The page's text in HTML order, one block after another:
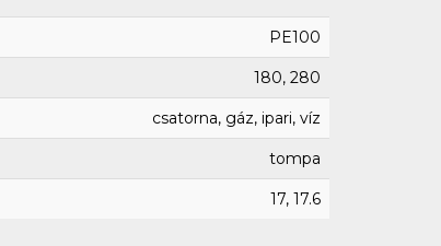
PE100
180, 280
csatorna, gáz, ipari, víz
tompa
17, 17.6